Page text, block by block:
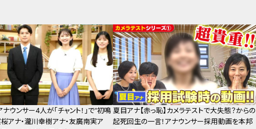
ウンサー4人が「チャント！」で“初鳴
桜アナ・瀧川幸樹アナ・友廣南実ア
夏目アナ【赤っ恥】カメラテストで大失態？からの
起死回生の一言！アナウンサー採用動画を本邦